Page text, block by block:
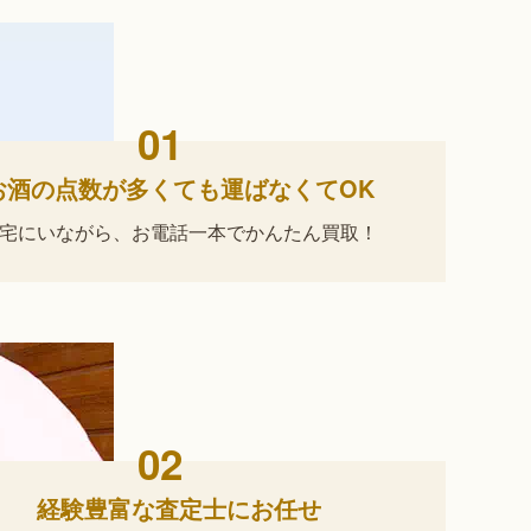
01
酒の点数が多くても運ばなくてOK
にいながら、 お電話一本でかんたん買取！
02
経験豊富な査定士にお任せ